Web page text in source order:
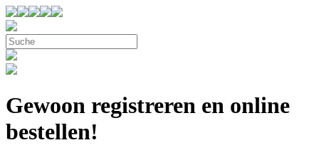
Gewoon registreren en online
bestellen!